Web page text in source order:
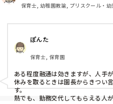
人間関係や雰囲気作りで意識し
りたいです。
保育士, 幼稚園教諭, プリスクール・幼
ぽんた
保育士, 保育園
ある程度融通は効きますが、人手
休みを取るときは園長からきつい
す。
熱でも、勤務交代してもらえる人